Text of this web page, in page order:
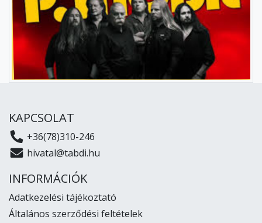
KAPCSOLAT
+36(78)310-246
hivatal@tabdi.hu
INFORMÁCIÓK
Adatkezelési tájékoztató
Általános szerződési feltételek